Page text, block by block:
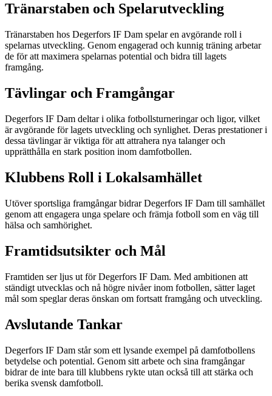
Tränarstaben och Spelarutveckling
Tränarstaben hos Degerfors IF Dam spelar en avgörande roll i
spelarnas utveckling. Genom engagerad och kunnig träning arbetar
de för att maximera spelarnas potential och bidra till lagets
framgång.
Tävlingar och Framgångar
Degerfors IF Dam deltar i olika fotbollsturneringar och ligor, vilket
är avgörande för lagets utveckling och synlighet. Deras prestationer i
dessa tävlingar är viktiga för att attrahera nya talanger och
upprätthålla en stark position inom damfotbollen.
Klubbens Roll i Lokalsamhället
Utöver sportsliga framgångar bidrar Degerfors IF Dam till samhället
genom att engagera unga spelare och främja fotboll som en väg till
hälsa och samhörighet.
Framtidsutsikter och Mål
Framtiden ser ljus ut för Degerfors IF Dam. Med ambitionen att
ständigt utvecklas och nå högre nivåer inom fotbollen, sätter laget
mål som speglar deras önskan om fortsatt framgång och utveckling.
Avslutande Tankar
Degerfors IF Dam står som ett lysande exempel på damfotbollens
betydelse och potential. Genom sitt arbete och sina framgångar
bidrar de inte bara till klubbens rykte utan också till att stärka och
berika svensk damfotboll.